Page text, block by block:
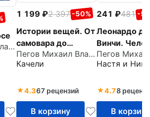
Пегов Михаил Владимирович
1 199 2 397 -50%
Истории вещей. От
самовара до
Интернета
Пегов Михаил Владимирович
Качели
4.367 рецензий
В корзину
241 481 -
Леонардо да
Винчи.
будущего
Настя и
4.78
В корзину